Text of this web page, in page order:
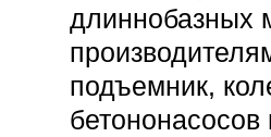
длиннобазных
подъемник,